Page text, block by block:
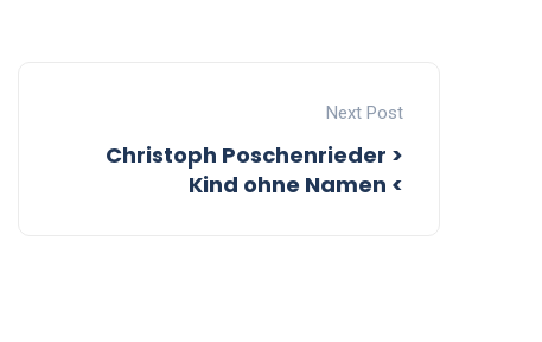
Next Post
Christoph Poschenrieder >
Kind ohne Namen <